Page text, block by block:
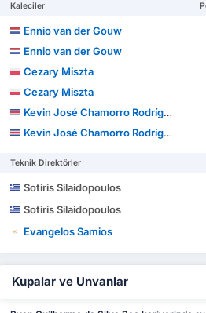
Kaleciler
Ennio van der Gouw
Ennio van der Gouw
Cezary Miszta
Cezary Miszta
Kevin José Chamorro Rodríguez
Kevin José Chamorro Rodríguez
Teknik Direktörler
Sotiris Silaidopoulos
Sotiris Silaidopoulos
Evangelos Samios
Kupalar ve Unvanlar